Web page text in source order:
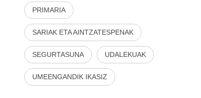
PRIMARIA
SARIAK ETA AINTZATESPENAK
SEGURTASUNA UDALEKUAK
UMEENGANDIK IKASIZ